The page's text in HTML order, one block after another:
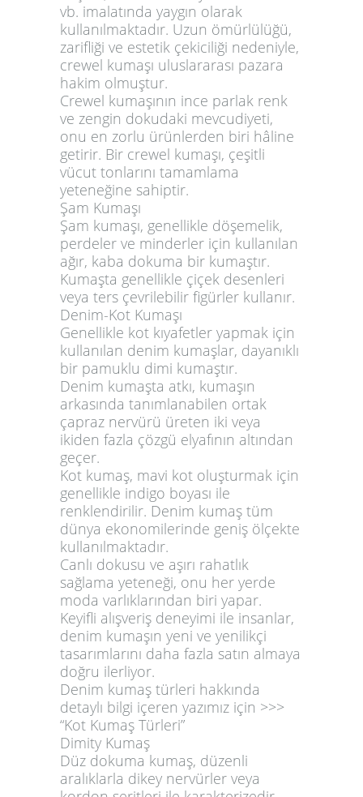
vb. imalatında yaygın olarak
kullanılmaktadır. Uzun ömürlülüğü,
zarifliği ve estetik çekiciliği nedeniyle,
crewel kumaşı uluslararası pazara
hakim olmuştur.
Crewel kumaşının ince parlak renk
ve zengin dokudaki mevcudiyeti,
onu en zorlu ürünlerden biri hâline
getirir. Bir crewel kumaşı, çeşitli
vücut tonlarını tamamlama
yeteneğine sahiptir.
Şam Kumaşı
Şam kumaşı, genellikle döşemelik,
perdeler ve minderler için kullanılan
ağır, kaba dokuma bir kumaştır.
Kumaşta genellikle çiçek desenleri
veya ters çevrilebilir figürler kullanır.
Denim-Kot Kumaşı
Genellikle kot kıyafetler yapmak için
kullanılan denim kumaşlar, dayanıklı
bir pamuklu dimi kumaştır.
Denim kumaşta atkı, kumaşın
arkasında tanımlanabilen ortak
çapraz nervürü üreten iki veya
ikiden fazla çözgü elyafının altından
geçer.
Kot kumaş, mavi kot oluşturmak için
genellikle indigo boyası ile
renklendirilir. Denim kumaş tüm
dünya ekonomilerinde geniş ölçekte
kullanılmaktadır.
Canlı dokusu ve aşırı rahatlık
sağlama yeteneği, onu her yerde
moda varlıklarından biri yapar.
Keyifli alışveriş deneyimi ile insanlar,
denim kumaşın yeni ve yenilikçi
tasarımlarını daha fazla satın almaya
doğru ilerliyor.
Denim kumaş türleri hakkında
detaylı bilgi içeren yazımız için >>>
“Kot Kumaş Türleri”
Dimity Kumaş
Düz dokuma kumaş, düzenli
aralıklarla dikey nervürler veya